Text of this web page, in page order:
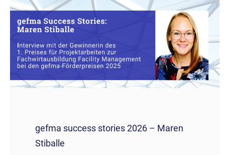
gefma success stories 2026 – Maren
Stiballe